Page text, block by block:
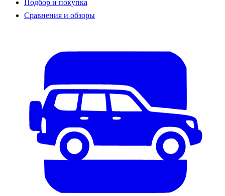
Подбор и покупка
Сравнения и обзоры